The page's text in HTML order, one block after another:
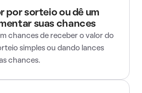
por sorteio ou dê um
suas chances
chances de receber o valor do
simples ou dando lances
chances.